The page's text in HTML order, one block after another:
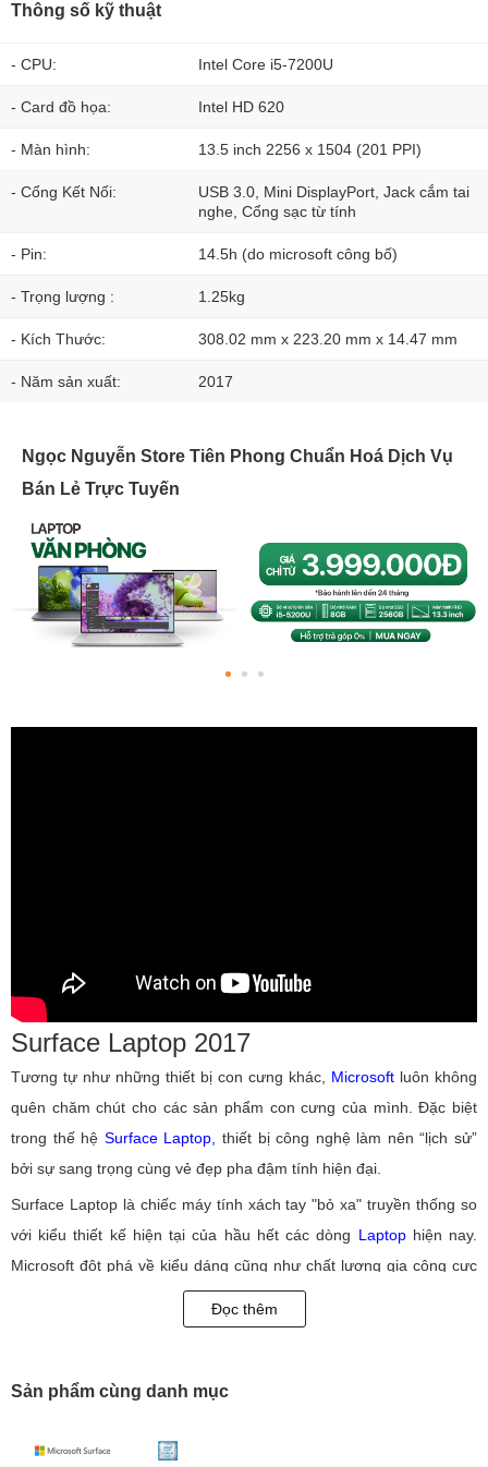
Thông số kỹ thuật
- CPU: Intel Core i5-7200U
- Card đồ họa: Intel HD 620
- Màn hình: 13.5 inch 2256 x 1504 (201 PPI)
- Cổng Kết Nối:
USB 3.0, Mini DisplayPort, Jack cắm tai
nghe, Cổng sạc từ tính
- Pin: 14.5h (do microsoft công bố)
- Trọng lượng : 1.25kg
- Kích Thước: 308.02 mm x 223.20 mm x 14.47 mm
- Năm sản xuất: 2017
Ngọc Nguyễn Store Tiên Phong Chuẩn Hoá Dịch Vụ
Bán Lẻ Trực Tuyến
Surface Laptop 2017
Tương tự như những thiết bị con cưng khác, Microsoft luôn không
quên chăm chút cho các sản phẩm con cưng của mình. Đặc biệt
trong thế hệ Surface Laptop,
thiết bị công nghệ làm nên “lịch sử”
bởi sự sang trọng cùng vẻ đẹp pha đậm tính hiện đại.
Surface Laptop là chiếc máy tính xách tay "bỏ xa" truyền thống so
với kiểu thiết kế hiện tại của hầu hết các dòng Laptophiện nay.
Microsoft đột phá về kiểu dáng cũng như chất lượng gia công cực
kỳ cao biến Surface Laptop trở thành đối thủ lớn nhất của
ngay từ thời điểm mới ra mắt.
Đó là sự kết hợp giữa giữa mạnh mẽ và tinh tế; điểm ấn tượng đặc
Kg giúp người dùng dễ dàng bỏ túi và mang xách khi đi ra ngoài
Đọc thêm
Sản phẩm cùng danh mục